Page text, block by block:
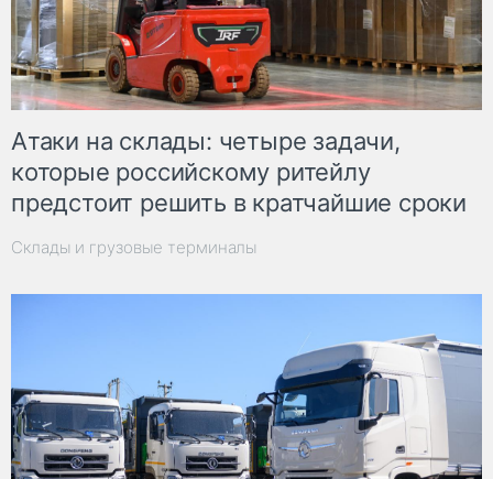
Атаки на склады: четыре задачи,
которые российскому ритейлу
предстоит решить в кратчайшие сроки
Склады и грузовые терминалы